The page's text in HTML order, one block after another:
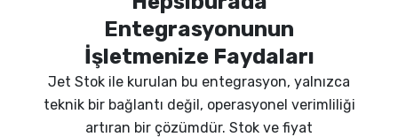
Entegrasyonunun
İşletmenize Faydaları
Jet Stok ile kurulan bu entegrasyon, yalnızca
teknik bir bağlantı değil, operasyonel verimliliği
artıran bir çözümdür. Stok ve fiyat